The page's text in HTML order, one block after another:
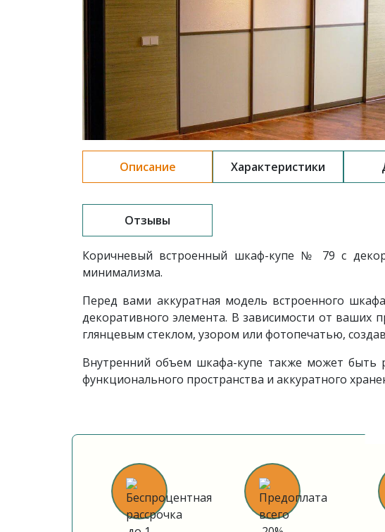
Описание Характеристики
Отзывы
Коричневый встроенный шкаф-купе № 79 с
минимализма.
Перед вами аккуратная модель встроенного
декоративного элемента. В зависимости от
глянцевым стеклом, узором или фотопечатью,
Внутренний объем шкафа-купе также может быть
функционального пространства и аккуратного